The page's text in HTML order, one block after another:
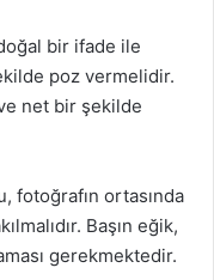
bir ifade ile
poz vermelidir.
net bir şekilde
fotoğrafın ortasında
Başın eğik,
gerekmektedir.